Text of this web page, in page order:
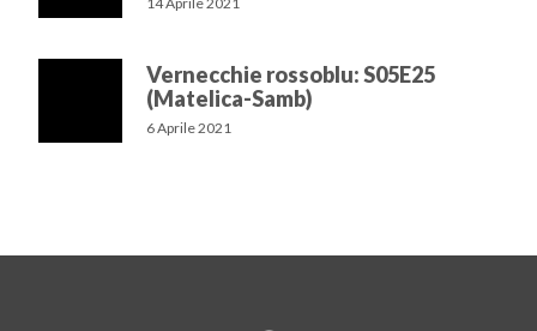
Vernecchie rossoblu: S05E25
(Matelica-Samb)
6 Aprile 2021